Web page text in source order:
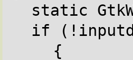
static
if
{